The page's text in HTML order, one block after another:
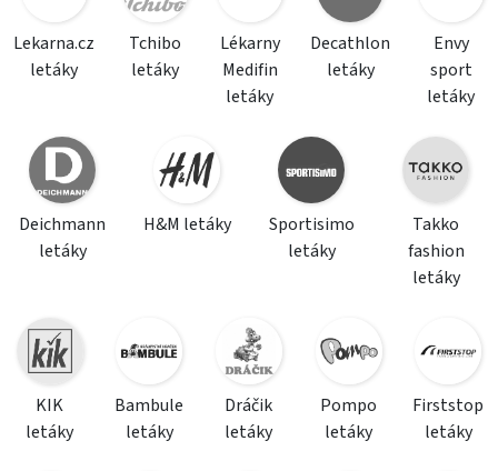
Lekarna.cz
letáky
Tchibo
letáky
Lékarny
Medifin
letáky
Decathlon
letáky
Envy
sport
letáky
Deichmann
letáky
H&M letáky
Sportisimo
letáky
Takko
fashion
letáky
KIK
letáky
Bambule
letáky
Dráčik
letáky
Pompo
letáky
Firststop
letáky